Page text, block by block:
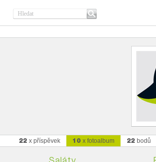
22 x příspěvek 10 x fotoalbum 22 bodů